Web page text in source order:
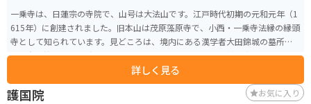
一乗寺は、日蓮宗の寺院で、山号は大法山です。江戸時代初期の元和元年（1
615年）に創建されました。旧本山は茂原藻原寺で、小西・一乗寺法縁の縁頭
寺として知られています。見どころは、境内にある漢学者大田錦城の墓所で
す。大田錦城は江戸時代後期の著名な漢学者で、多くの門弟を育てた人物と
して知られています。彼の墓所は東京都の史跡に指定されています。山門・本
堂も趣があり、花のきれいなお寺です。
詳しく見る
護国院 お気に入り